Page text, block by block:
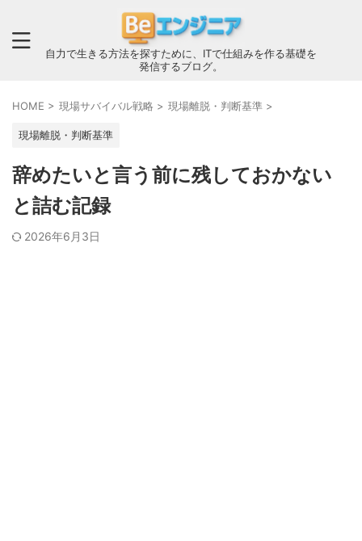
自力で生きる方法を探すために、ITで仕組みを作る基礎を
発信するブログ。
HOME > 現場サバイバル戦略 > 現場離脱・判断基準 >
現場離脱・判断基準
辞めたいと言う前に残しておかない
と詰む記録
2026年6月3日